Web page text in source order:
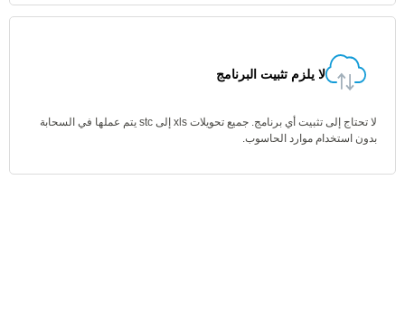
لا يلزم تثبيت البرنامج
لا تحتاج إلى تثبيت أي برنامج. جميع تحويلات xls إلى stc يتم عملها في السحابة
بدون استخدام موارد الحاسوب.